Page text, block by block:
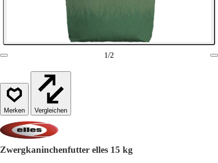
1/2
Vergleichen
Zwergkaninchenfutter elles 15 kg